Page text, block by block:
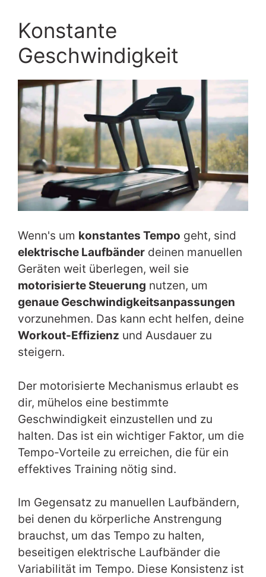
Konstante
Geschwindigkeit
Wenn's um konstantes Tempo geht, sind
elektrische Laufbänder deinen manuellen
Geräten weit überlegen, weil sie
motorisierte Steuerung nutzen, um
genaue Geschwindigkeitsanpassungen
vorzunehmen. Das kann echt helfen, deine
Workout-Effizienz und Ausdauer zu
steigern.
Der motorisierte Mechanismus erlaubt es
dir, mühelos eine bestimmte
Geschwindigkeit einzustellen und zu
halten. Das ist ein wichtiger Faktor, um die
Tempo-Vorteile zu erreichen, die für ein
effektives Training nötig sind.
Im Gegensatz zu manuellen Laufbändern,
bei denen du körperliche Anstrengung
brauchst, um das Tempo zu halten,
beseitigen elektrische Laufbänder die
Variabilität im Tempo. Diese Konsistenz ist